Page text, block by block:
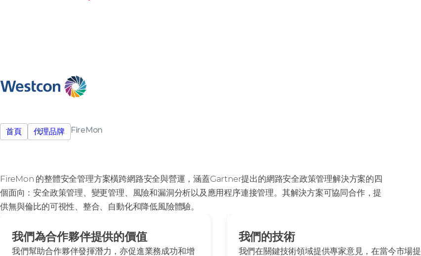
首頁 代理品牌 FireMon
FireMon 的整體安全管理方案橫跨網路安全與營運，涵蓋Gartner提出的網路安全政策管理解決方案的四
個面向：安全政策管理、變更管理、風險和漏洞分析以及應用程序連接管理。其解決方案可協同合作，提
供無與倫比的可視性、整合、自動化和降低風險體驗。
我們為合作夥伴提供的價值
我們幫助合作夥伴發揮潛力，亦促進業務成功和增
我們的技術
我們在關鍵技術領域提供專家意見，在當今市場提